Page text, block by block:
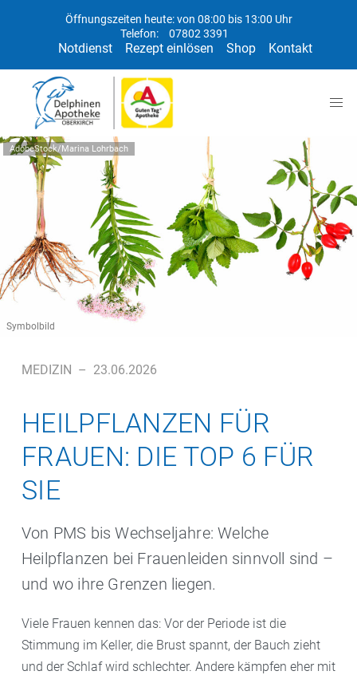
Öffnungszeiten heute: von 08:00 bis 13:00 Uhr
Telefon:
07802 3391
Notdienst Rezept einlösen Shop Kontakt
AdobeStock/Marina Lohrbach
Symbolbild
MEDIZIN – 23.06.2026
HEILPFLANZEN FÜR
FRAUEN: DIE TOP 6 FÜR
SIE
Von PMS bis Wechseljahre: Welche
Heilpflanzen bei Frauenleiden sinnvoll sind –
und wo ihre Grenzen liegen.
Viele Frauen kennen das: Vor der Periode ist die
Stimmung im Keller, die Brust spannt, der Bauch zieht
und der Schlaf wird schlechter. Andere kämpfen eher mit